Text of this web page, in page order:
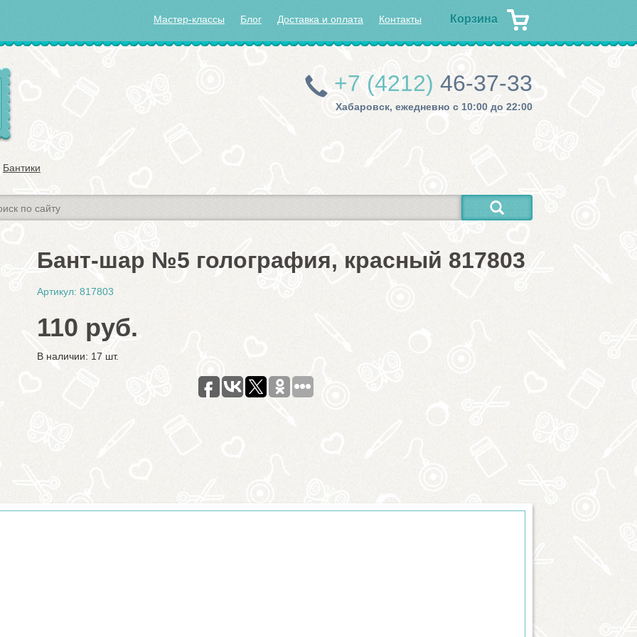
Корзина
Мастер-классы Блог Доставка и оплата Контакты
+7 (4212) 46-37-33
Хабаровск, ежедневно с 10:00 до 22:00
Бантики
Бант-шар №5 голография, красный 817803
Артикул: 817803
110 руб.
В наличии: 17 шт.